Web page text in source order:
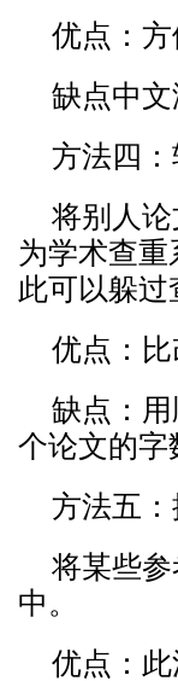
优点：
缺点中
方法四
将别人
为学术查
此可以躲过
优点：
缺点：
个论文的字
方法五
将某些
中。
优点：